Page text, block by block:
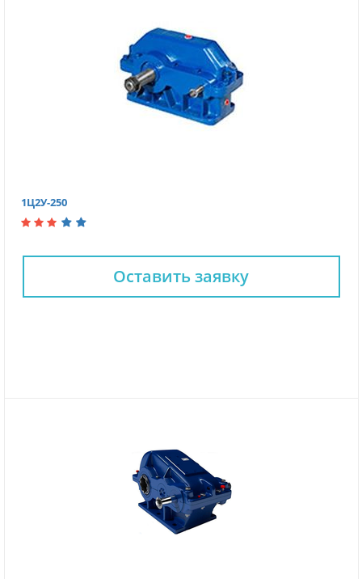
1Ц2У-250
Оставить заявку